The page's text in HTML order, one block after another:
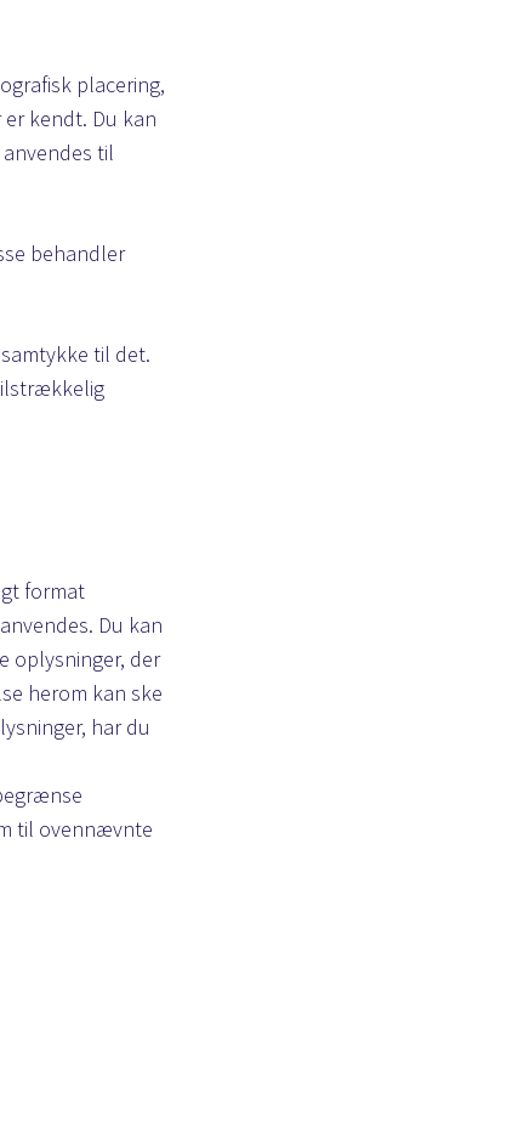
placering,
kendt. Du kan
til
behandler
til det.
format
Du kan
oplysninger, der
herom kan ske
har du
til ovennævnte